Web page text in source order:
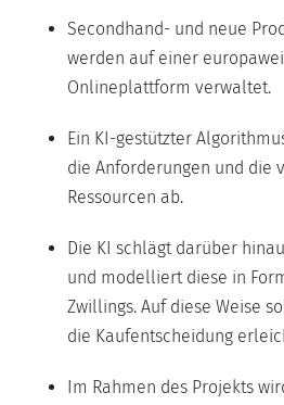
Secondhand- und neue
werden auf einer
Onlineplattform verwaltet.
Ein KI-gestützter
die Anforderungen und die
Ressourcen ab.
Die KI schlägt darüber
und modelliert diese in
Zwillings. Auf diese Weise
die Kaufentscheidung
Im Rahmen des Projekts